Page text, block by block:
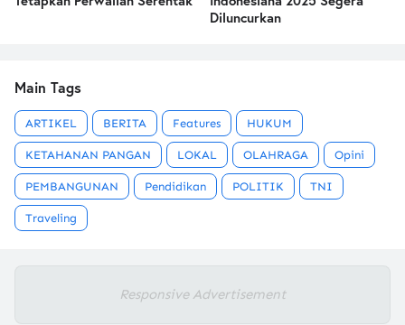
Diluncurkan
Main Tags
ARTIKEL BERITA Features HUKUM
KETAHANAN PANGAN LOKAL OLAHRAGA Opini
PEMBANGUNAN Pendidikan POLITIK TNI
Traveling
Responsive Advertisement